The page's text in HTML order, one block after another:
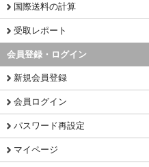
国際送料の計算
受取レポート
会員登録・ログイン
新規会員登録
会員ログイン
パスワード再設定
マイページ